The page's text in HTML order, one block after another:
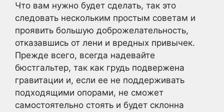
Что вам нужно будет сделать, так это
следовать нескольким простым советам и
проявить большую доброжелательность,
отказавшись от лени и вредных привычек.
Прежде всего, всегда надевайте
бюстгальтер, так как грудь подвержена
гравитации и, если ее не поддерживать
подходящими опорами, не сможет
самостоятельно стоять и будет склонна